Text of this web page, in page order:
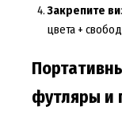
Закрепите
цвета +
футляры и